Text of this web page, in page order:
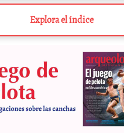
Canales,
Explora el índice